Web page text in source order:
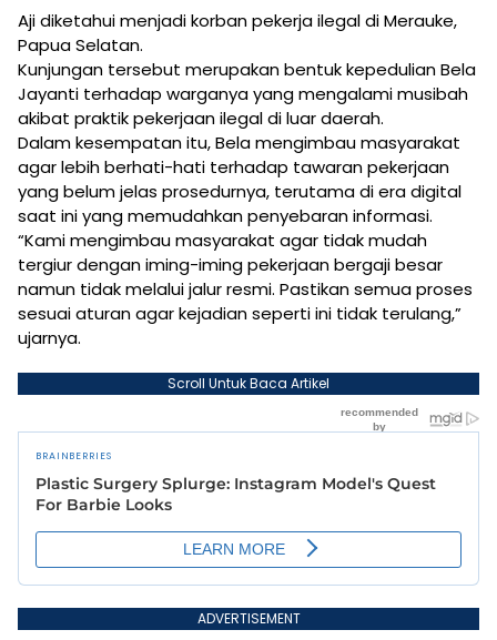
Aji diketahui menjadi korban pekerja ilegal di Merauke,
Papua Selatan.
Kunjungan tersebut merupakan bentuk kepedulian Bela
Jayanti terhadap warganya yang mengalami musibah
akibat praktik pekerjaan ilegal di luar daerah.
Dalam kesempatan itu, Bela mengimbau masyarakat
agar lebih berhati-hati terhadap tawaran pekerjaan
yang belum jelas prosedurnya, terutama di era digital
saat ini yang memudahkan penyebaran informasi.
“Kami mengimbau masyarakat agar tidak mudah
tergiur dengan iming-iming pekerjaan bergaji besar
namun tidak melalui jalur resmi. Pastikan semua proses
sesuai aturan agar kejadian seperti ini tidak terulang,”
ujarnya.
Scroll Untuk Baca Artikel
ADVERTISEMENT